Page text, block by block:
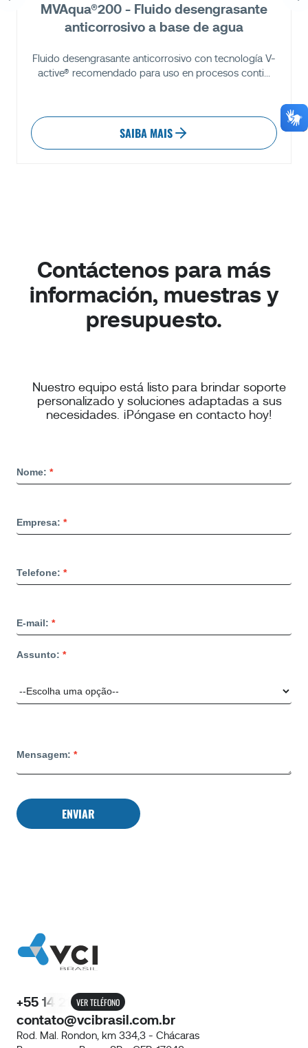
MVAqua®200 - Fluido desengrasante
anticorrosivo a base de agua
Fluido desengrasante anticorrosivo con tecnología V-
active® recomendado para uso en procesos conti...
SAIBA MAIS
Contáctenos para más
información, muestras y
presupuesto.
Nuestro equipo está listo para brindar soporte
personalizado y soluciones adaptadas a sus
necesidades. ¡Póngase en contacto hoy!
Nome:
Empresa:
Telefone:
E-mail:
Assunto:
Mensagem:
ENVIAR
+55 14 21 VER TELÉFONO
contato@vcibrasil.com.br
Rod. Mal. Rondon, km 334,3 - Chácaras